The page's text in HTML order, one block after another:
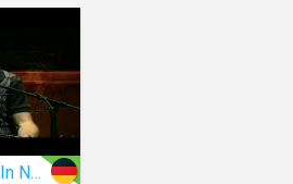
Ich War Noch Niemals In New York (Live)